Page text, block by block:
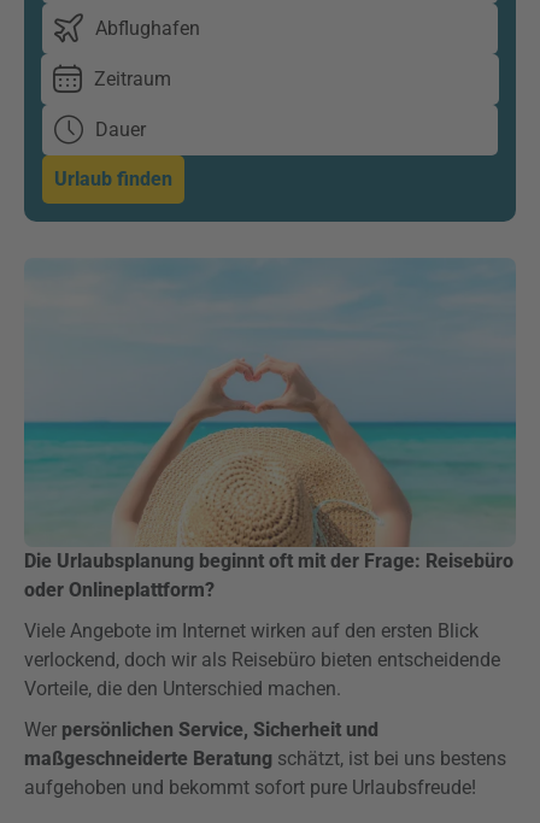
Abflughafen
Zeitraum
Dauer
Urlaub finden
Die Urlaubsplanung beginnt oft mit der Frage: Reisebüro
oder Onlineplattform?
Viele Angebote im Internet wirken auf den ersten Blick
verlockend, doch wir als Reisebüro bieten entscheidende
Vorteile, die den Unterschied machen.
Wer persönlichen Service, Sicherheit und
maßgeschneiderte Beratung schätzt, ist bei uns bestens
aufgehoben und bekommt sofort pure Urlaubsfreude!